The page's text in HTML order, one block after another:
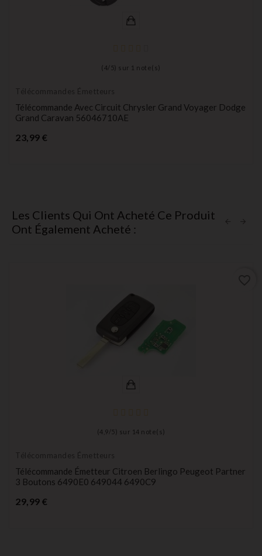
( 4/ 5) sur 1 note(s)
Télécommandes Émetteurs
Télécommande Avec Circuit Chrysler Grand Voyager Dodge
Grand Caravan 56046710AE
23,99 €
Les Clients Qui Ont Acheté Ce Produit
Ont Également Acheté :
(4,9 / 5) sur 14 note(s)
Télécommandes Émetteurs
Télécommande Émetteur Citroen Berlingo Peugeot Partner
3 Boutons 6490E0 649044 6490C9
29,99 €